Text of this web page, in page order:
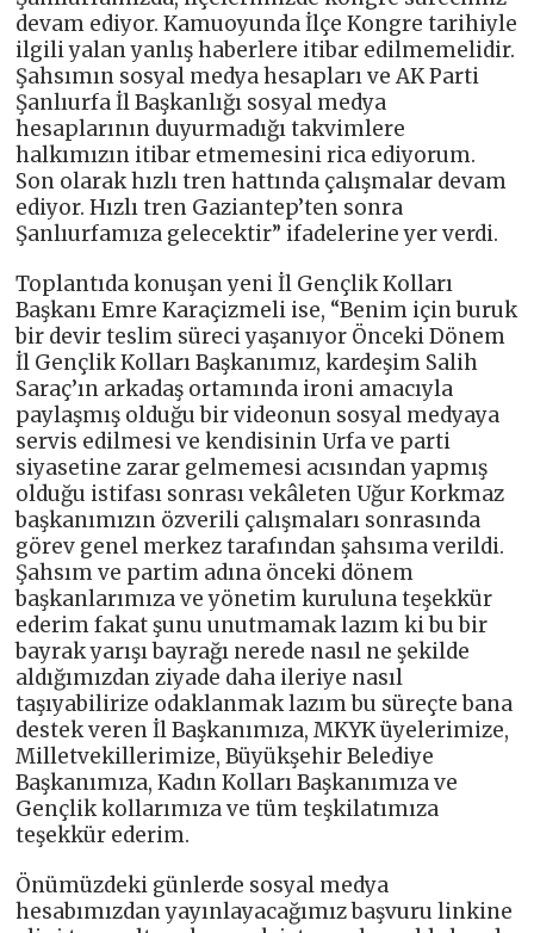
devam ediyor. Kamuoyunda İlçe Kongre tarihiyle
ilgili yalan yanlış haberlere itibar edilmemelidir.
Şahsımın sosyal medya hesapları ve AK Parti
Şanlıurfa İl Başkanlığı sosyal medya
hesaplarının duyurmadığı takvimlere
halkımızın itibar etmemesini rica ediyorum.
Son olarak hızlı tren hattında çalışmalar devam
ediyor. Hızlı tren Gaziantep’ten sonra
Şanlıurfamıza gelecektir” ifadelerine yer verdi.
Toplantıda konuşan yeni İl Gençlik Kolları
Başkanı Emre Karaçizmeli ise, “Benim için buruk
bir devir teslim süreci yaşanıyor Önceki Dönem
İl Gençlik Kolları Başkanımız, kardeşim Salih
Saraç’ın arkadaş ortamında ironi amacıyla
paylaşmış olduğu bir videonun sosyal medyaya
servis edilmesi ve kendisinin Urfa ve parti
siyasetine zarar gelmemesi acısından yapmış
olduğu istifası sonrası vekâleten Uğur Korkmaz
başkanımızın özverili çalışmaları sonrasında
görev genel merkez tarafından şahsıma verildi.
Şahsım ve partim adına önceki dönem
başkanlarımıza ve yönetim kuruluna teşekkür
ederim fakat şunu unutmamak lazım ki bu bir
bayrak yarışı bayrağı nerede nasıl ne şekilde
aldığımızdan ziyade daha ileriye nasıl
taşıyabilirize odaklanmak lazım bu süreçte bana
destek veren İl Başkanımıza, MKYK üyelerimize,
Milletvekillerimize, Büyükşehir Belediye
Başkanımıza, Kadın Kolları Başkanımıza ve
Gençlik kollarımıza ve tüm teşkilatımıza
teşekkür ederim.
Önümüzdeki günlerde sosyal medya
hesabımızdan yayınlayacağımız başvuru linkine